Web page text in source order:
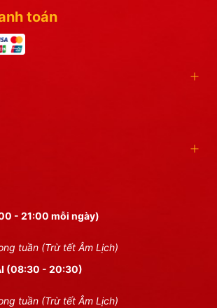
toán
- 21:00 mỗi ngày)
tuần (Trừ tết Âm Lịch)
(08:30 - 20:30)
tuần (Trừ tết Âm Lịch)